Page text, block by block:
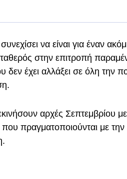
να είναι για έναν
στην επιτροπή
έχει αλλάξει σε όλη την
αρχές Σεπτεμβρίου
πραγματοποιούνται με